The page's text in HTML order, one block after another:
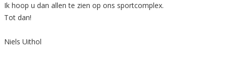
Ik hoop u dan allen te zien op ons sportcomplex.
Tot dan!
Niels Uithol